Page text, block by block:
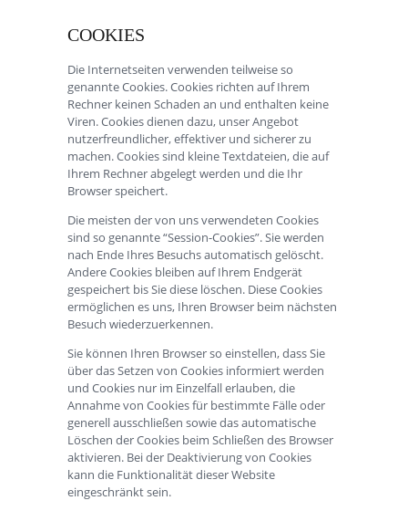
COOKIES
Die Internetseiten verwenden teilweise so
genannte Cookies. Cookies richten auf Ihrem
Rechner keinen Schaden an und enthalten keine
Viren. Cookies dienen dazu, unser Angebot
nutzerfreundlicher, effektiver und sicherer zu
machen. Cookies sind kleine Textdateien, die auf
Ihrem Rechner abgelegt werden und die Ihr
Browser speichert.
Die meisten der von uns verwendeten Cookies
sind so genannte “Session-Cookies”. Sie werden
nach Ende Ihres Besuchs automatisch gelöscht.
Andere Cookies bleiben auf Ihrem Endgerät
gespeichert bis Sie diese löschen. Diese Cookies
ermöglichen es uns, Ihren Browser beim nächsten
Besuch wiederzuerkennen.
Sie können Ihren Browser so einstellen, dass Sie
über das Setzen von Cookies informiert werden
und Cookies nur im Einzelfall erlauben, die
Annahme von Cookies für bestimmte Fälle oder
generell ausschließen sowie das automatische
Löschen der Cookies beim Schließen des Browser
aktivieren. Bei der Deaktivierung von Cookies
kann die Funktionalität dieser Website
eingeschränkt sein.